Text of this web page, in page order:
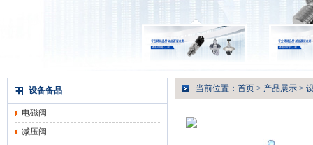
设备备品
电磁阀
减压阀
当前位置： 首页 > 产品展示 >